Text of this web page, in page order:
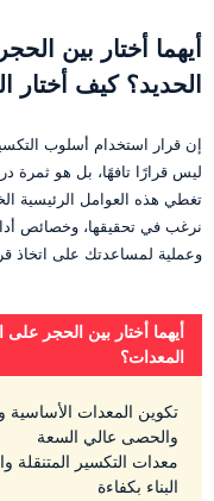
أيهما أختار بين
الحديد؟ كيف أختار
إن قرار استخدام أسلوب
ليس قرارًا تافهًا، بل هو ثمرة
تغطي هذه العوامل الرئيسية
نرغب في تحقيقها، وخصائص
وعملية لمساعدتك على اتخاذ
أيهما أختار بين الحجر
المعدات؟
تكوين المعدات
والحصى عالي السعة
معدات التكسير المتنقلة
البناء بكفاءة